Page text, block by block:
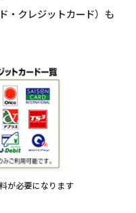
・クレジットカード）も
が必要になります